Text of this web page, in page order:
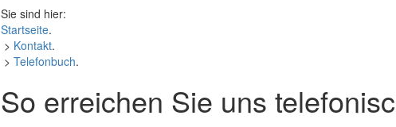
Sie sind hier:
Startseite.
> Kontakt.
> Telefonbuch.
So erreichen Sie uns